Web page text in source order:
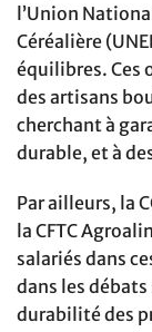
l’Union
Céréalière
équilibres. Ces
des artisans
cherchant à
durable, et à
Par ailleurs, la
la CFTC
salariés dans
dans les
durabilité des